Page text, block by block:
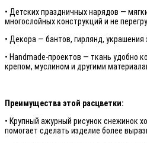
• Детских праздничных нарядов —
многослойных конструкций и не
• Декора — бантов, гирлянд, украшения
• Handmade-проектов — ткань удобно
крепом, муслином и другими
Преимущества этой расцветки:
• Крупный ажурный рисунок снежинок
помогает сделать изделие более